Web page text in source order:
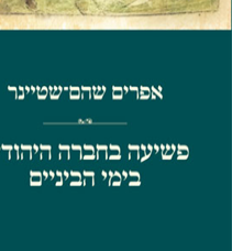
מחיר השקה
$42
$29